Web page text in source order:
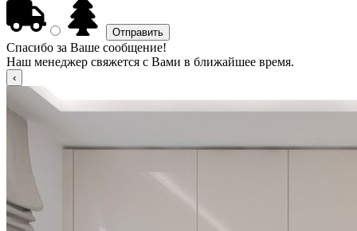
Спасибо за Ваше сообщение!
Наш менеджер свяжется с Вами в ближайшее время.